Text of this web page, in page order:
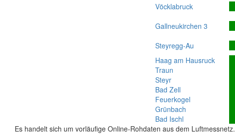
Vöcklabruck
Gallneukirchen 3
Steyregg-Au
Haag am Hausruck
Traun
Steyr
Bad Zell
Feuerkogel
Grünbach
Bad Ischl
Es handelt sich um vorläufige Online-Rohdaten aus dem Luftmessnetz.